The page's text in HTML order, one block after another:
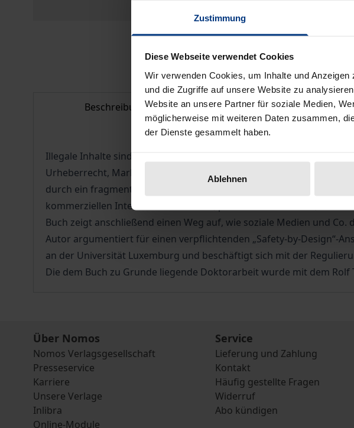
Zustimmung
Diese Webseite verwendet Cookies
Wir verwenden Cookies, um Inhalte und
und die Zugriffe auf unsere Website zu
Website an unsere Partner für soziale Medien,
möglicherweise mit weiteren Daten zusammen,
der Dienste gesammelt haben.
Ablehnen
Beschreibung Bibliografische
Illegale Inhalte sind ein anhaltendes Problem im Internet. Dieses
Urheberrecht, Markenfälschungen, unsichere Produkte und
durch ein fragmentiertes, veraltetes Regelwerk behindert wird.
kommerziellen Interessen bestimmte, private Standards um, in
Buch zeigt anschließend einen Weg auf, wie soziale Medien und
Autor argumentiert für einen verpflichtenden „Safety-by-Design“-
an der Universität Luxemburg und beschäftigt sich mit der
Die dem Buch zu Grunde liegende Doktorarbeit wurde mit dem
Über Nomos
Nomos Verlagsgesellschaft
Presseservice
Karriere
Unsere Verlage
Inlibra
Online-Module
Service
Lieferung und Zahlung
Kontakt
Häufig gestellte Fragen
Widerruf
Abo kündigen